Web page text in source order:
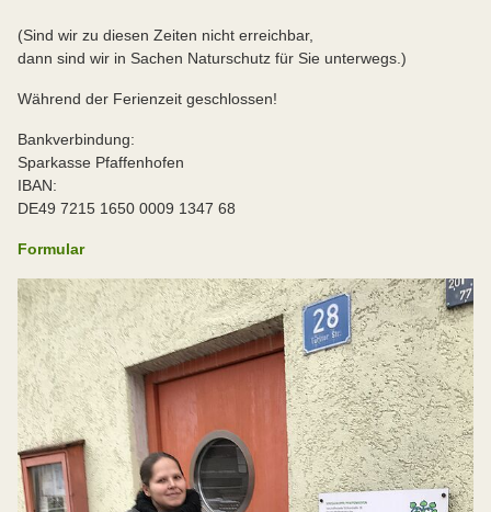
(Sind wir zu diesen Zeiten nicht erreichbar,
dann sind wir in Sachen Naturschutz für Sie unterwegs.)
Während der Ferienzeit geschlossen!
Bankverbindung:
Sparkasse Pfaffenhofen
IBAN:
DE49 7215 1650 0009 1347 68
Formular